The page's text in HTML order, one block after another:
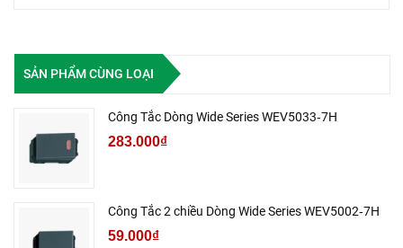
SẢN PHẨM CÙNG LOẠI
Công Tắc Dòng Wide Series WEV5033‑7H
283.000₫
Công Tắc 2 chiều Dòng Wide Series WEV5002‑7H
59.000₫